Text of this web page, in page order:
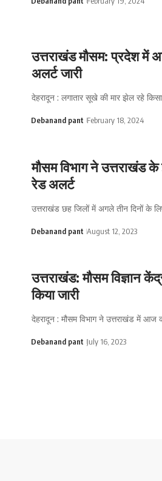
उत्तराखंड मौसम: प्रदेश में
अलर्ट जारी
देहरादून : लगातार सूखे की मार झेल रहे
Debanand pant February 18, 2024
मौसम विभाग ने उत्तराखंड के
रेड अलर्ट
उत्तराखंड छह जिलों में अगले तीन दिनों के
Debanand pant August 12, 2023
उत्तराखंड: मौसम विज्ञान
किया जारी
देहरादून : मौसम विभाग ने उत्तराखंड में आज
Debanand pant July 16, 2023